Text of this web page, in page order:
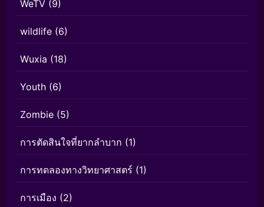
WeTV (9)
wildlife (6)
Wuxia (18)
Youth (6)
Zombie (5)
การตัดสินใจที่ยากลำบาก (1)
การทดลองทางวิทยาศาสตร์ (1)
การเมือง (2)